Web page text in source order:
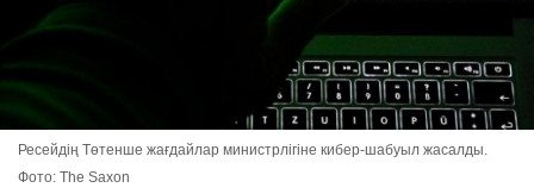
Ресейдің Төтенше жағдайлар министрлігіне кибер-шабуыл жасалды.
Фото: The Saxon